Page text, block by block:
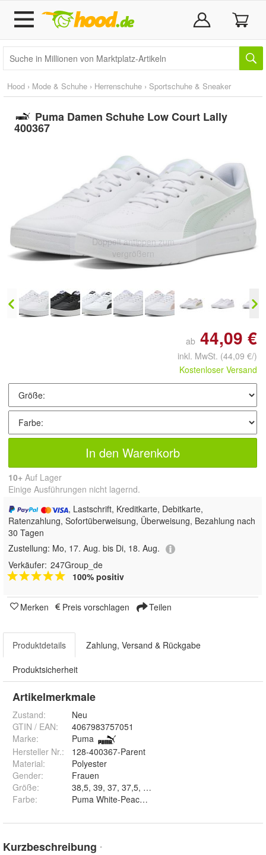
Hood › Mode & Schuhe › Herrenschuhe › Sportschuhe & Sneaker
Puma Damen Schuhe Low Court Lally
400367
Doppelt antippen zum
vergrößern
ab 44,09 €
inkl. MwSt. (44,09 €/)
Kostenloser Versand
In den Warenkorb
10+ Auf Lager
Einige Ausführungen nicht lagernd.
, Lastschrift, Kreditkarte, Debitkarte,
Ratenzahlung, Sofortüberweisung, Überweisung, Bezahlung nach
30 Tagen
Zustellung: Mo, 17. Aug. bis Di, 18. Aug.
Verkäufer: 247Group_de
100% positiv
Merken Preis vorschlagen Teilen
Produktdetails Zahlung, Versand & Rückgabe
Produktsicherheit
Artikelmerkmale
Zustand:
Neu
GTIN / EAN:
4067983757051
Marke:
Puma
Hersteller Nr.:
128-400367-Parent
Material:
Polyester
Gender:
Frauen
Größe:
Farbe: Puma White-Peaceful Blue, Puma Black-Puma
Kurzbeschreibung *